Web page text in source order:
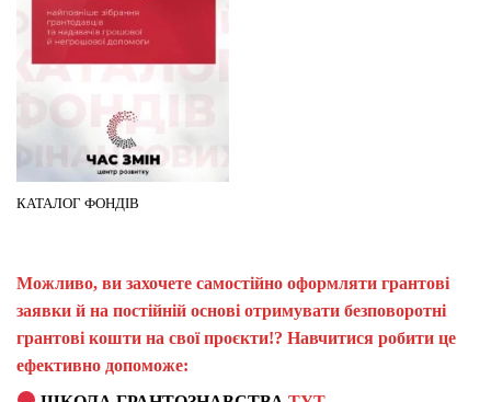
КАТАЛОГ ФОНДІВ
Можливо, ви захочете самостійно оформляти грантові
заявки й на постійній основі отримувати безповоротні
грантові кошти на свої проєкти!? Навчитися робити це
ефективно допоможе: